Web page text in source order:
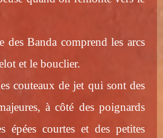
des Banda comprend les arcs
et le bouclier.
couteaux de jet qui sont des
à côté des poignards
épées courtes et des petites